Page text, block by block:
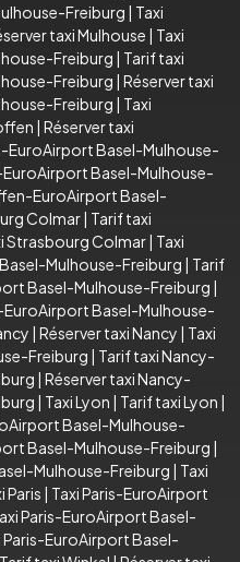
Freiburg | Taxi
taxi Mulhouse | Taxi
Freiburg | Tarif taxi
Freiburg | Réserver taxi
Freiburg | Taxi
| Réserver taxi
EuroAirport Basel-Mulhouse-
Basel-Mulhouse-
EuroAirport Basel-
Colmar| Tarif taxi
Strasbourg Colmar| Taxi
Mulhouse-Freiburg | Tarif
Basel-Mulhouse-Freiburg |
Basel-Mulhouse-
| Réserver taxi Nancy | Taxi
Freiburg | Tarif taxi Nancy-
| Réserver taxi Nancy-
| Taxi Lyon | Tarif taxi Lyon |
Basel-Mulhouse-
Basel-Mulhouse-Freiburg |
Mulhouse-Freiburg | Taxi
Paris | Taxi Paris-EuroAirport
Paris-EuroAirport Basel-
Paris-EuroAirport Basel-